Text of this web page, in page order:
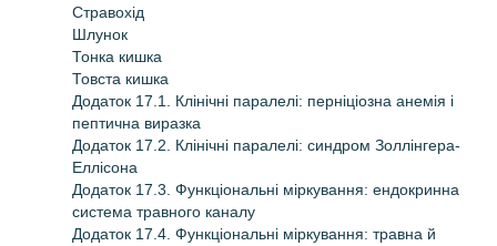
Стравохід
Шлунок
Тонка кишка
Товста кишка
Додаток 17.1. Клінічні паралелі: перніціозна анемія і
пептична виразка
Додаток 17.2. Клінічні паралелі: синдром Золлінгера-
Еллісона
Додаток 17.3. Функціональні міркування: ендокринна
система травного каналу
Додаток 17.4. Функціональні міркування: травна й